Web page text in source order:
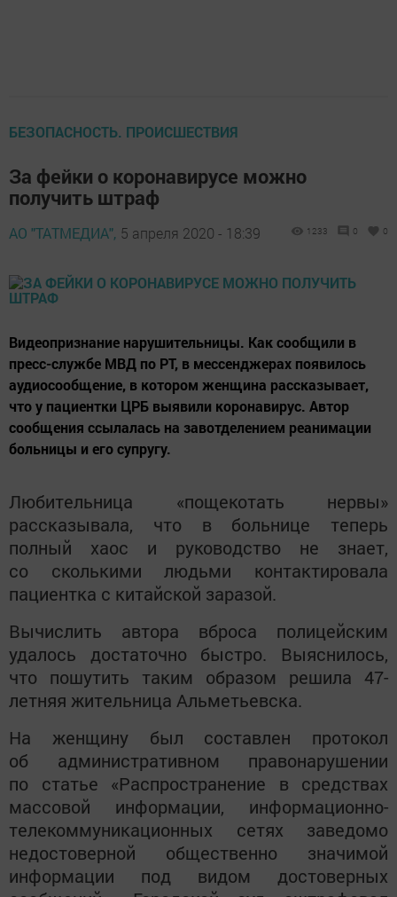
БЕЗОПАСНОСТЬ. ПРОИСШЕСТВИЯ
За фейки о коронавирусе можно
получить штраф
АО "ТАТМЕДИА", 5 апреля 2020 - 18:39 1233 0 0
Видеопризнание нарушительницы. Как сообщили в
пресс-службе МВД по РТ, в мессенджерах появилось
аудиосообщение, в котором женщина рассказывает,
что у пациентки ЦРБ выявили коронавирус. Автор
сообщения ссылалась на завотделением реанимации
больницы и его супругу.
Любительница «пощекотать нервы»
рассказывала, что в больнице теперь
полный хаос и руководство не знает,
со сколькими людьми контактировала
пациентка с китайской заразой.
Вычислить автора вброса полицейским
удалось достаточно быстро. Выяснилось,
что пошутить таким образом решила 47-
летняя жительница Альметьевска.
На женщину был составлен протокол
об административном правонарушении
по статье «Распространение в средствах
массовой информации, информационно-
телекоммуникационных сетях заведомо
недостоверной общественно значимой
информации под видом достоверных